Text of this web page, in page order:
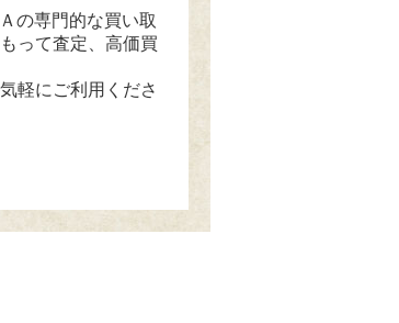
の専門的な買い取
って査定、高価買
軽にご利用くださ